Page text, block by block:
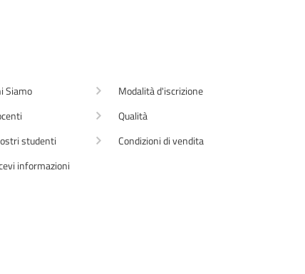
Siamo
studenti
informazioni
Modalità d'iscrizione
Qualità
Condizioni di vendita